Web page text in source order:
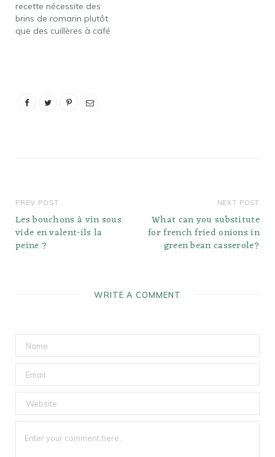
vous n'avez que du…
recette nécessite des
brins de romarin plutôt
que des cuillères à café
brins frais, qui fournissent
PREV POST
Les bouchons à vin sous
vide en valent-ils la
peine ?
NEXT POST
What can you substitute
for french fried onions in
green bean casserole?
WRITE A COMMENT